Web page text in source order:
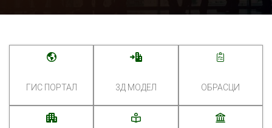
ГИС ПОРТАЛ 3Д МОДЕЛ ОБРАСЦИ